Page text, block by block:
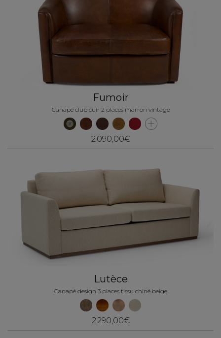
Fumoir
Canapé club cuir 2 places marron vintage
2 090,00€
Lutèce
Canapé design 3 places tissu chiné beige
2 290,00€